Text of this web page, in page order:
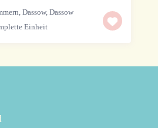
Dassow,Dassow
Einheit